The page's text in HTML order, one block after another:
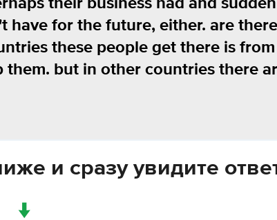
their business had and
have for the future, either. are there
these people get there is from
but in other countries there
и сразу увидите
↓